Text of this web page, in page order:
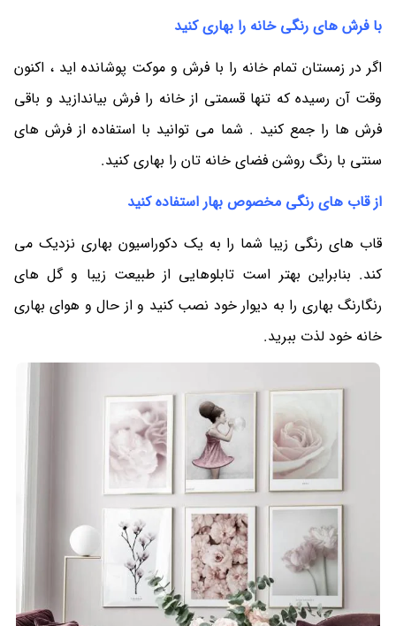
با فرش های رنگی خانه را بهاری کنید
اگر در زمستان تمام خانه را با فرش و موکت پوشانده اید ، اکنون
وقت آن رسیده که تنها قسمتی از خانه را فرش بیاندازید و باقی
فرش ها را جمع کنید . شما می توانید با استفاده از فرش های
سنتی با رنگ روشن فضای خانه تان را بهاری کنید.
از قاب های رنگی مخصوص بهار استفاده کنید
قاب های رنگی زیبا شما را به یک دکوراسیون بهاری نزدیک می
کند. بنابراین بهتر است تابلوهایی از طبیعت زیبا و گل های
رنگارنگ بهاری را به دیوار خود نصب کنید و از حال و هوای بهاری
خانه خود لذت ببرید.